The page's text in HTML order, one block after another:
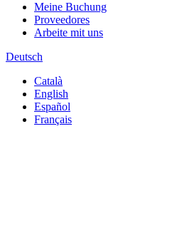
Meine Buchung
Proveedores
Arbeite mit uns
Deutsch
Català
English
Español
Français